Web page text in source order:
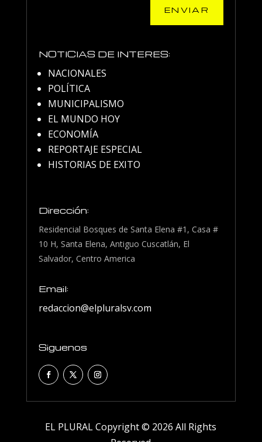
ENVIAR
NOTICIAS DE INTERES:
NACIONALES
POLÍTICA
MUNICIPALISMO
EL MUNDO HOY
ECONOMÍA
REPORTAJE ESPECIAL
HISTORIAS DE EXITO
Dirección:
Residencial Bosques de Santa Elena #1, Casa #
10 H, Santa Elena, Antiguo Cuscatlán, El
Salvador, Centro America
Email:
redaccion@elpluralsv.com
Siguenos
EL PLURAL Copyright © 2026 All Rights